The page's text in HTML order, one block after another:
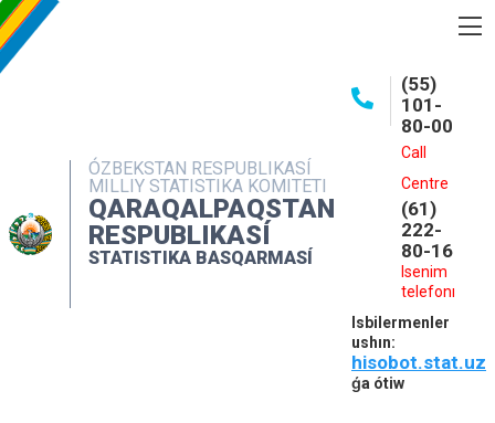
ÓZBEKSTAN RESPUBLIKASÍ
MILLIY STATISTIKA KOMITETI
QARAQALPAQSTAN
RESPUBLIKASÍ
STATISTIKA BASQARMASÍ
(55)
101-
80-00
Call
Centre
(61)
222-
80-16
Isenim
telefonı
Isbilermenler
ushın:
hisobot.stat.uz
ǵa ótiw
INTERAKTIV XIZMETLER
MÁLIMLEME XIZMETI
MÚRÁJAATLAR